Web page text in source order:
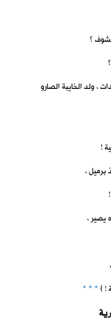
؟
، ولد الخايبة الصارو
!
،
يصير ،
! )
* * *